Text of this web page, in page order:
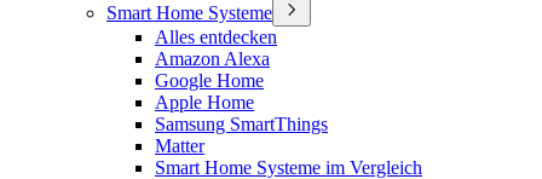
Smart Home Systeme
Alles entdecken
Amazon Alexa
Google Home
Apple Home
Samsung SmartThings
Matter
Smart Home Systeme im Vergleich